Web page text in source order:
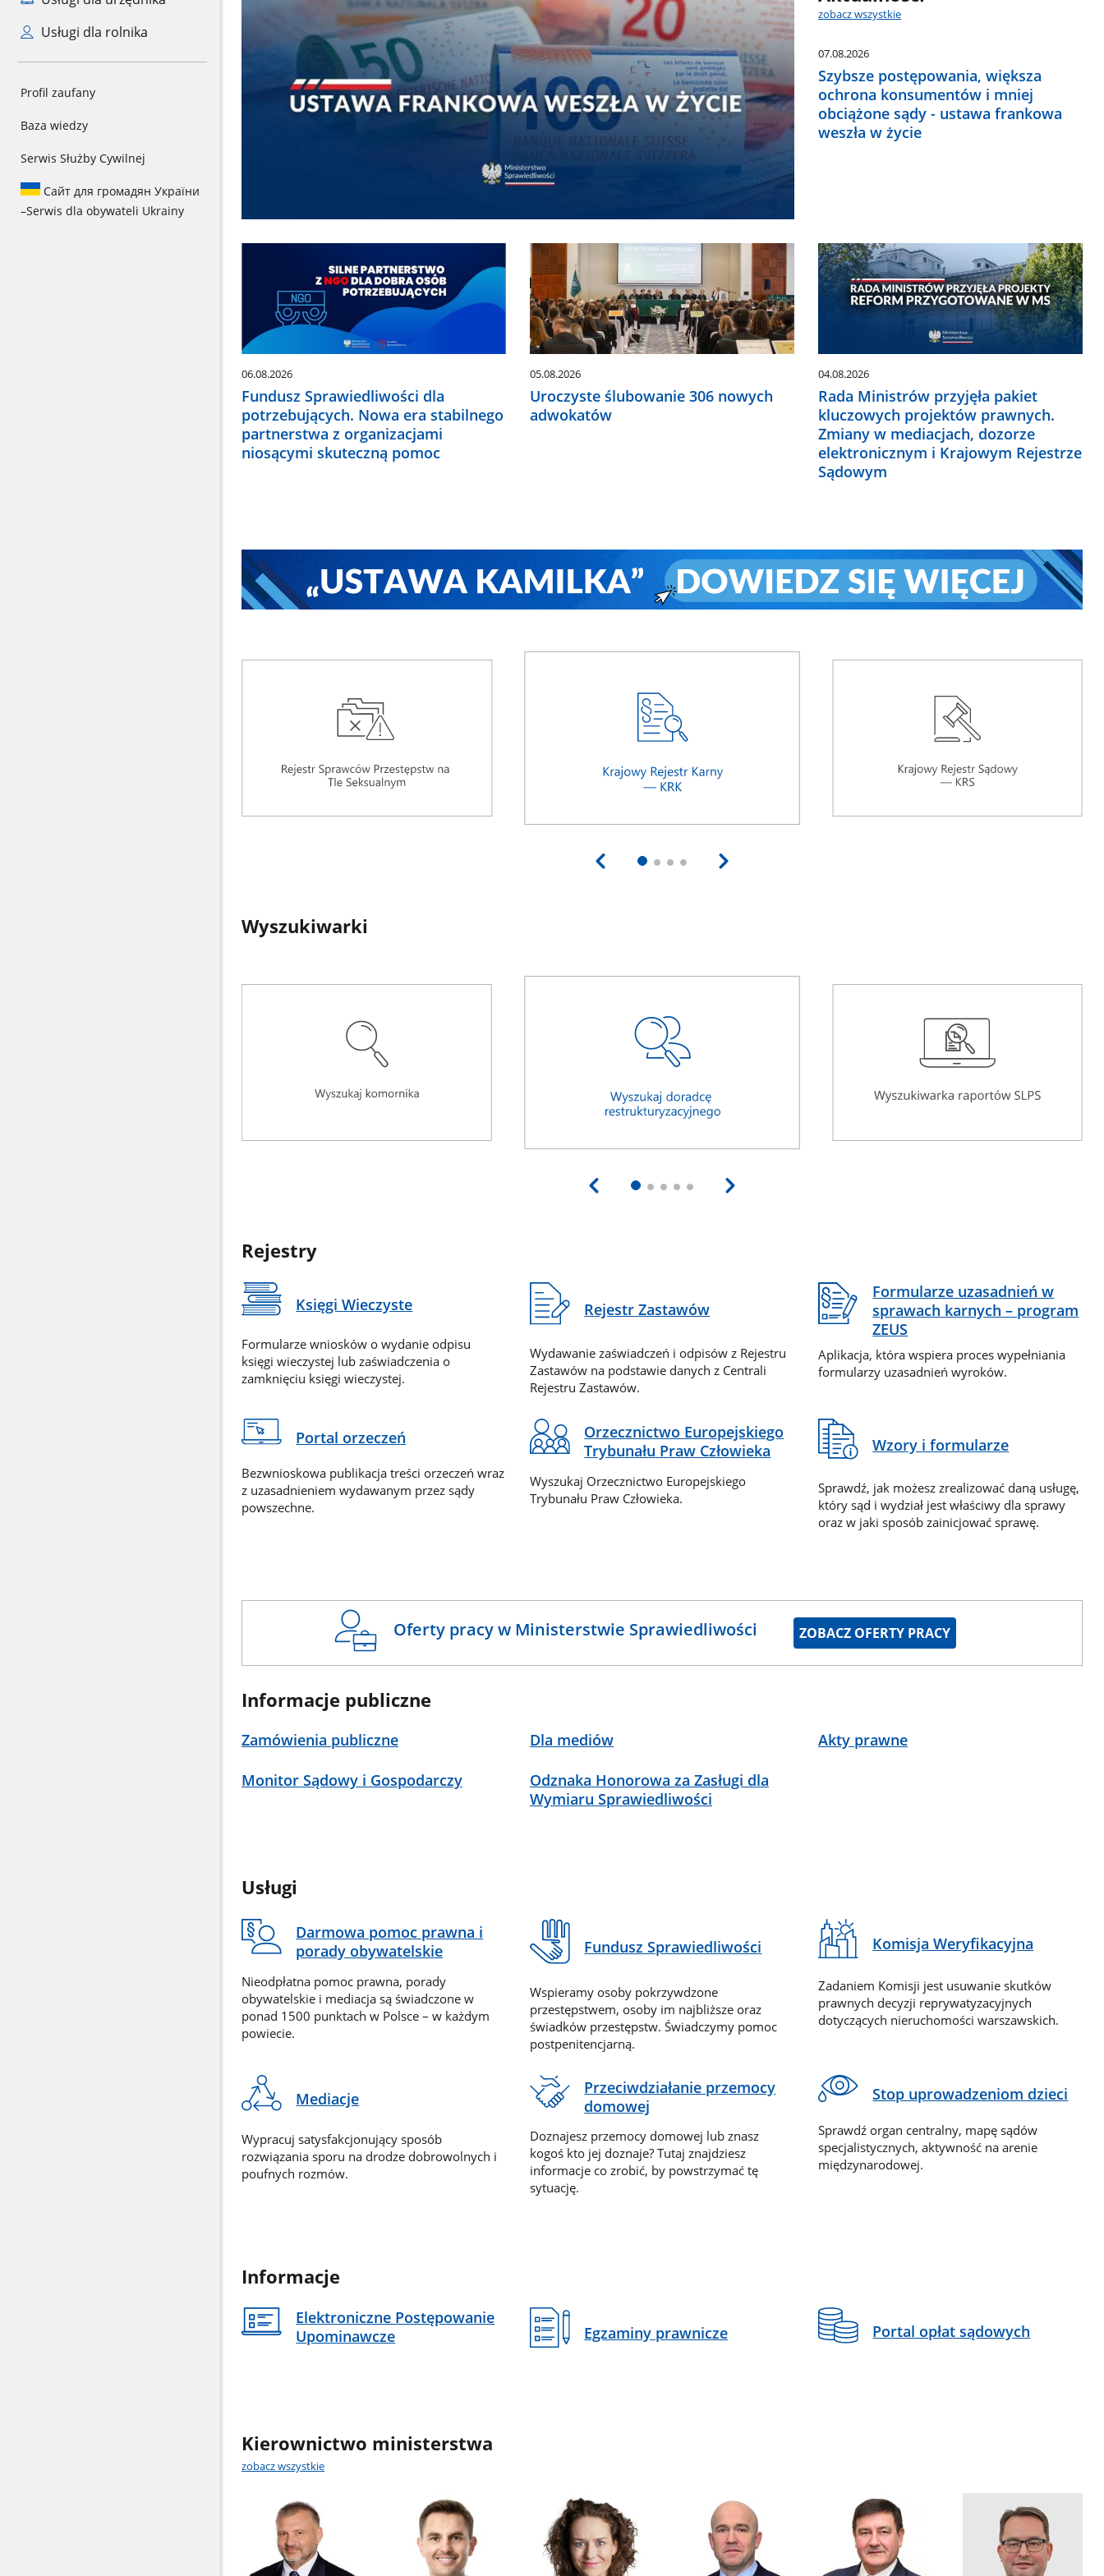
Usługi dla rolnika
Profil zaufany
Baza wiedzy
Serwis Służby Cywilnej
Сайт для громадян України
–Serwis dla obywateli Ukrainy
zobacz wszystkie
07.08.2026
Szybsze postępowania, większa
ochrona konsumentów i mniej
obciążone sądy - ustawa frankowa
weszła w życie
06.08.2026
Fundusz Sprawiedliwości dla
potrzebujących. Nowa era stabilnego
partnerstwa z organizacjami
niosącymi skuteczną pomoc
05.08.2026
Uroczyste ślubowanie 306 nowych
adwokatów
04.08.2026
Rada Ministrów przyjęła pakiet
kluczowych projektów prawnych.
Zmiany w mediacjach, dozorze
elektronicznym i Krajowym Rejestrze
Sądowym
Wyszukiwarki
Rejestry
Księgi Wieczyste
Formularze wniosków o wydanie odpisu
księgi wieczystej lub zaświadczenia o
zamknięciu księgi wieczystej.
Rejestr Zastawów
Wydawanie zaświadczeń i odpisów z Rejestru
Zastawów na podstawie danych z Centrali
Rejestru Zastawów.
Formularze uzasadnień w
sprawach karnych – program
ZEUS
Aplikacja, która wspiera proces wypełniania
formularzy uzasadnień wyroków.
Portal orzeczeń
Bezwnioskowa publikacja treści orzeczeń wraz
z uzasadnieniem wydawanym przez sądy
powszechne.
Orzecznictwo Europejskiego
Trybunału Praw Człowieka
Wyszukaj Orzecznictwo Europejskiego
Trybunału Praw Człowieka.
Wzory i formularze
Sprawdź, jak możesz zrealizować daną usługę,
który sąd i wydział jest właściwy dla sprawy
oraz w jaki sposób zainicjować sprawę.
Oferty pracy w Ministerstwie Sprawiedliwości ZOBACZ OFERTY PRACY
Informacje publiczne
Zamówienia publiczne Dla mediów Akty prawne
Monitor Sądowy i Gospodarczy
Odznaka Honorowa za Zasługi dla
Wymiaru Sprawiedliwości
Usługi
Darmowa pomoc prawna i
porady obywatelskie
Nieodpłatna pomoc prawna, porady
obywatelskie i mediacja są świadczone w
ponad 1500 punktach w Polsce – w każdym
powiecie.
Fundusz Sprawiedliwości
Wspieramy osoby pokrzywdzone
przestępstwem, osoby im najbliższe oraz
świadków przestępstw. Świadczymy pomoc
postpenitencjarną.
Komisja Weryfikacyjna
Zadaniem Komisji jest usuwanie skutków
prawnych decyzji reprywatyzacyjnych
dotyczących nieruchomości warszawskich.
Mediacje
Wypracuj satysfakcjonujący sposób
rozwiązania sporu na drodze dobrowolnych i
poufnych rozmów.
Przeciwdziałanie przemocy
domowej
Doznajesz przemocy domowej lub znasz
kogoś kto jej doznaje? Tutaj znajdziesz
informacje co zrobić, by powstrzymać tę
sytuację.
Stop uprowadzeniom dzieci
Sprawdź organ centralny, mapę sądów
specjalistycznych, aktywność na arenie
międzynarodowej.
Informacje
Elektroniczne Postępowanie
Upominawcze
Egzaminy prawnicze Portal opłat sądowych
Kierownictwo ministerstwa
zobacz wszystkie